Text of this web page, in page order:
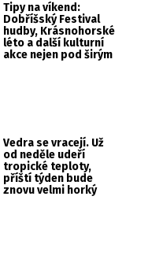
Tipy na víkend:
Dobříšský Festival
hudby, Krásnohorské
léto a další kulturní
akce nejen pod širým
Vedra se vracejí. Už
od neděle udeří
tropické teploty,
příští týden bude
znovu velmi horký